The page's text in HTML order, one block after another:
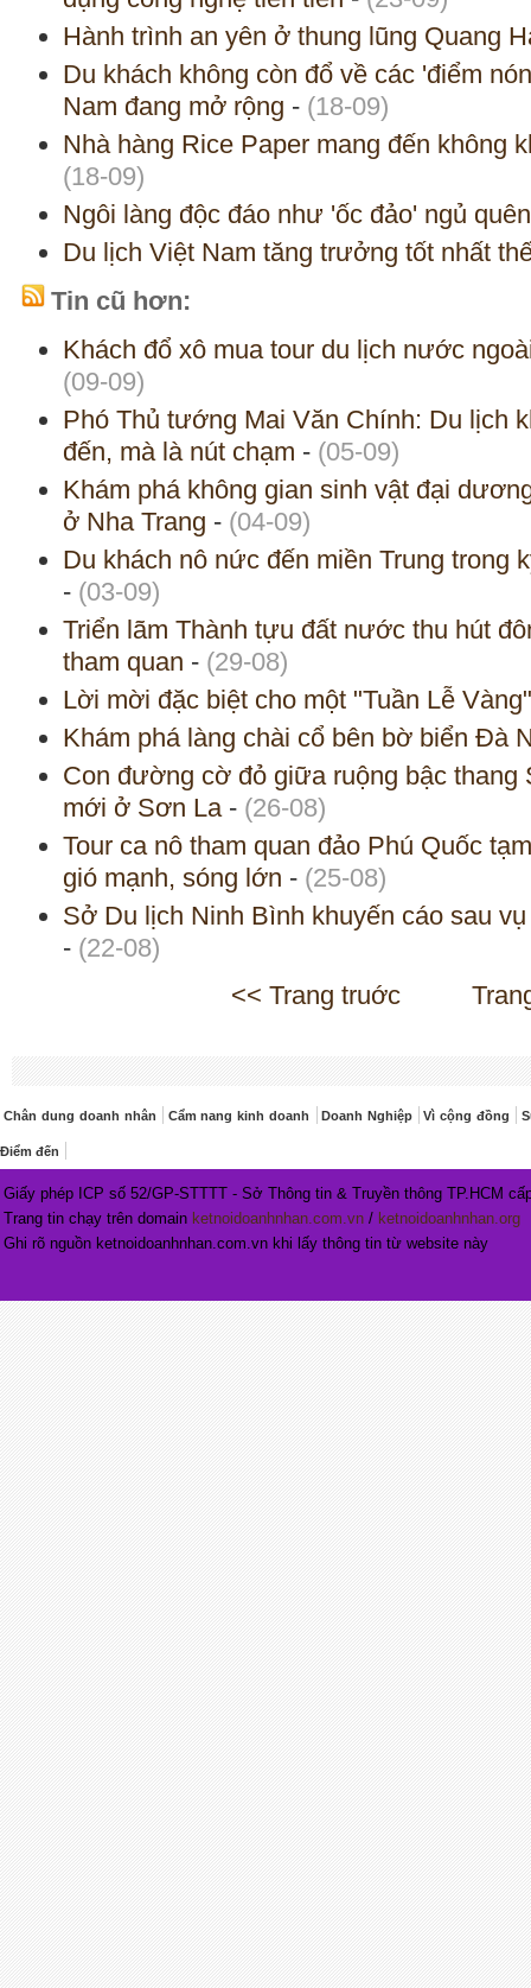
Hành trình an yên ở thung lũng Quang
Du khách không còn đổ về các 'điểm
Nam đang mở rộng - (18-09)
Nhà hàng Rice Paper mang đến không
(18-09)
Ngôi làng độc đáo như 'ốc đảo' ngủ quên
Du lịch Việt Nam tăng trưởng tốt nhất
Tin cũ hơn:
Khách đổ xô mua tour du lịch nước
(09-09)
Phó Thủ tướng Mai Văn Chính: Du lịch
đến, mà là nút chạm - (05-09)
Khám phá không gian sinh vật đại
ở Nha Trang - (04-09)
Du khách nô nức đến miền Trung trong
- (03-09)
Triển lãm Thành tựu đất nước thu hút
tham quan - (29-08)
Lời mời đặc biệt cho một "Tuần Lễ Vàng"
Khám phá làng chài cổ bên bờ biển Đà
Con đường cờ đỏ giữa ruộng bậc thang
mới ở Sơn La - (26-08)
Tour ca nô tham quan đảo Phú Quốc
gió mạnh, sóng lớn - (25-08)
Sở Du lịch Ninh Bình khuyến cáo sau
- (22-08)
<< Trang truớc
Chân dung doanh nhân Cẩm nang kinh doanh Doanh Nghiệp Vì cộng đồng
Điểm đến
Giấy phép ICP số 52/GP-STTTT - Sở Thông tin & Truyền thông TP.HCM
Trang tin chạy trên domain ketnoidoanhnhan.com.vn / ketnoidoanhnhan.org
Ghi rõ nguồn ketnoidoanhnhan.com.vn khi lấy thông tin từ website này